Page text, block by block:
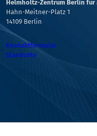
Helmholtz-Zentrum Berlin für
Hahn-Meitner-Platz 1
14109 Berlin
Kontaktformular
Standorte